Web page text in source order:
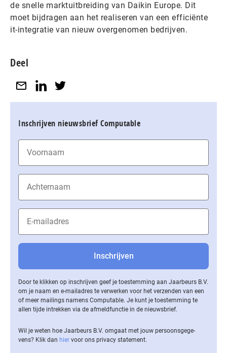
de snelle marktuitbreiding van Daikin Europe. Dit
moet bijdragen aan het realiseren van een efficiënte
it-integratie van nieuw overgenomen bedrijven.
Deel
Inschrijven nieuwsbrief Computable
Door te klikken op inschrijven geef je toestemming aan Jaarbeurs B.V.
om je naam en e-mailadres te verwerken voor het verzenden van een
of meer mailings namens Computable. Je kunt je toestemming te
allen tijde intrekken via de af­meld­func­tie in de nieuwsbrief.
Wil je weten hoe Jaarbeurs B.V. omgaat met jouw per­soons­ge­ge­
vens? Klik dan hier voor ons privacy statement.